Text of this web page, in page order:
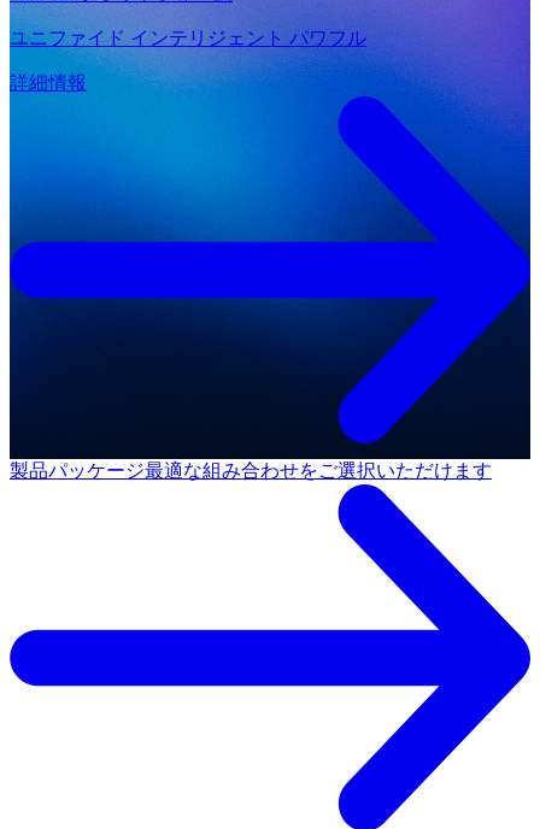
ユニファイド インテリジェント パワフル
詳細情報
製品パッケージ最適な組み合わせをご選択いただけます